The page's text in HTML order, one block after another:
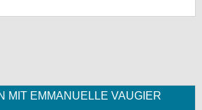
MIT EMMANUELLE VAUGIER